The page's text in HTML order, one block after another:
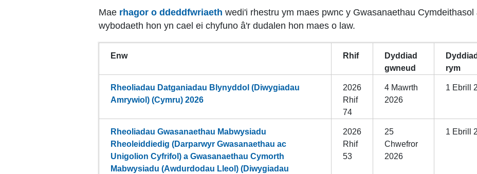
Mae rhagor o ddeddfwriaeth wedi'i rhestru ym maes pwnc y Gwasanaethau
wybodaeth hon yn cael ei chyfuno â'r dudalen hon maes o law.
Enw Rhif
Dyddiad
gwneud
rym
Rheoliadau Datganiadau Blynyddol (Diwygiadau
Amrywiol) (Cymru) 2026
2026
Rhif
74
4 Mawrth
2026
1 Ebrill
Rheoliadau Gwasanaethau Mabwysiadu
Rheoleiddiedig (Darparwyr Gwasanaethau ac
Unigolion Cyfrifol) a Gwasanaethau Cymorth
Mabwysiadu (Awdurdodau Lleol) (Diwygiadau
2026
Rhif
53
25
Chwefror
2026
1 Ebrill